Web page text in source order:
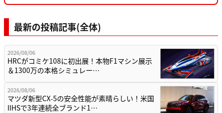
最新の投稿記事(全体)
2026/08/06
HRCがコミケ108に初出展！本物F1マシン展示
＆1300万の本格シミュレー…
2026/08/06
マツダ新型CX-5の安全性能が素晴らしい！米国
IIHSで3年連続全ブランド1…